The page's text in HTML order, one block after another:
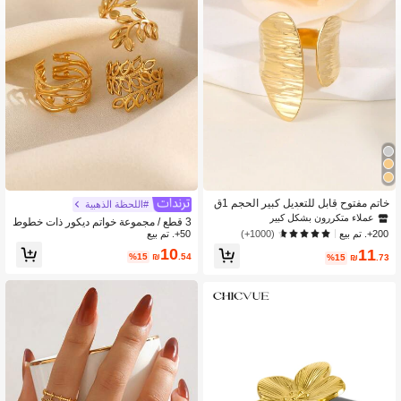
4.93
4.93 86K متابعون
خاتم مفتوح قابل للتعديل كبير الحجم 1ق
طعة، طراز أوروبي وأمريكي
عملاء متكررون بشكل كبير
200+. تم بيع
(1000+)
₪11.73
%15
#اللحظة الذهبية
3 قطع / مجموعة خواتم ديكور ذات خطوط
ورقية مصنوعة من الفولاذ المقاوم للصدأ،
لارتداء المناسب للمناسبات اليومية والمو
ضة المتنوعة
50+. تم بيع
₪10.54
%15